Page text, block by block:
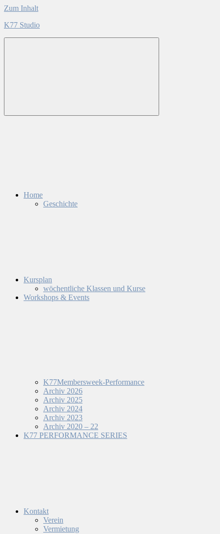
Zum Inhalt
K77 Studio
Home
Geschichte
Kursplan
wöchentliche Klassen und Kurse
Workshops & Events
K77Membersweek-Performance
Archiv 2026
Archiv 2025
Archiv 2024
Archiv 2023
Archiv 2020 – 22
K77 PERFORMANCE SERIES
Kontakt
Verein
Vermietung